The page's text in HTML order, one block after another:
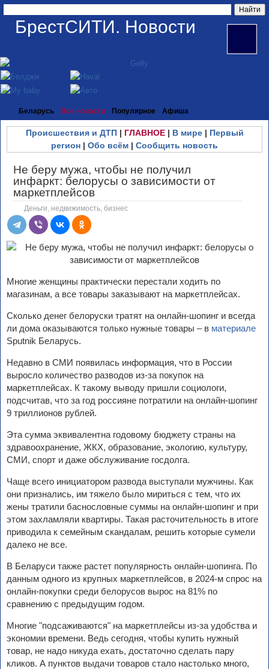
БрестСИТИ. Новости
Беларусь Все новости Популярное Афиша
Происшествия и ДТП| ГЛАВНОЕ| В мире| Первый
регион | Обо всём | Сообщить новость
Не беру мужа, чтобы не получил
инфаркт: белорусы о зависимости от
маркетплейсов
Деньги, недвижимость, бизнес
Многие женщины практически перестали ходить по
магазинам, а все товары заказывают на маркетплейсах.
Сколько денег белоруски тратят на онлайн-шопинг и всегда
ли дома оказываются только нужные товары – в материале
Sputnik Беларусь.
Недавно в СМИ появилась информация, что в России
выросло количество разводов из-за покупок на
маркетплейсах. К такому выводу пришли социологи,
подсчитав, что за год россияне потратили на онлайн-шопинг
9 триллионов рублей.
Эта сумма эквивалентна годовому бюджету страны на
здравоохранение, ЖКХ, образование, экологию, культуру,
СМИ, спорт и даже обслуживание госдолга.
Чаще всего инициатором развода выступали мужчины. Как
они признались, им тяжело было мириться с тем, что их
жены тратили баснословные суммы на онлайн-шопинг и при
этом захламляли квартиры. Такая расточительность в итоге
приводила к семейным скандалам, решить которые сумели
далеко не все.
В Беларуси также растет популярность онлайн-шопинга. По
данным одного из крупных маркетплейсов, в 2024-м спрос на
онлайн-покупки среди белорусов вырос на 81% по
сравнению с предыдущим годом.
Многие "подсаживаются" на маркетплейсы из-за удобства и
экономии времени. Ведь сегодня, чтобы купить нужный
товар, не надо никуда ехать, достаточно сделать пару
кликов. А пунктов выдачи товаров стало настолько много,